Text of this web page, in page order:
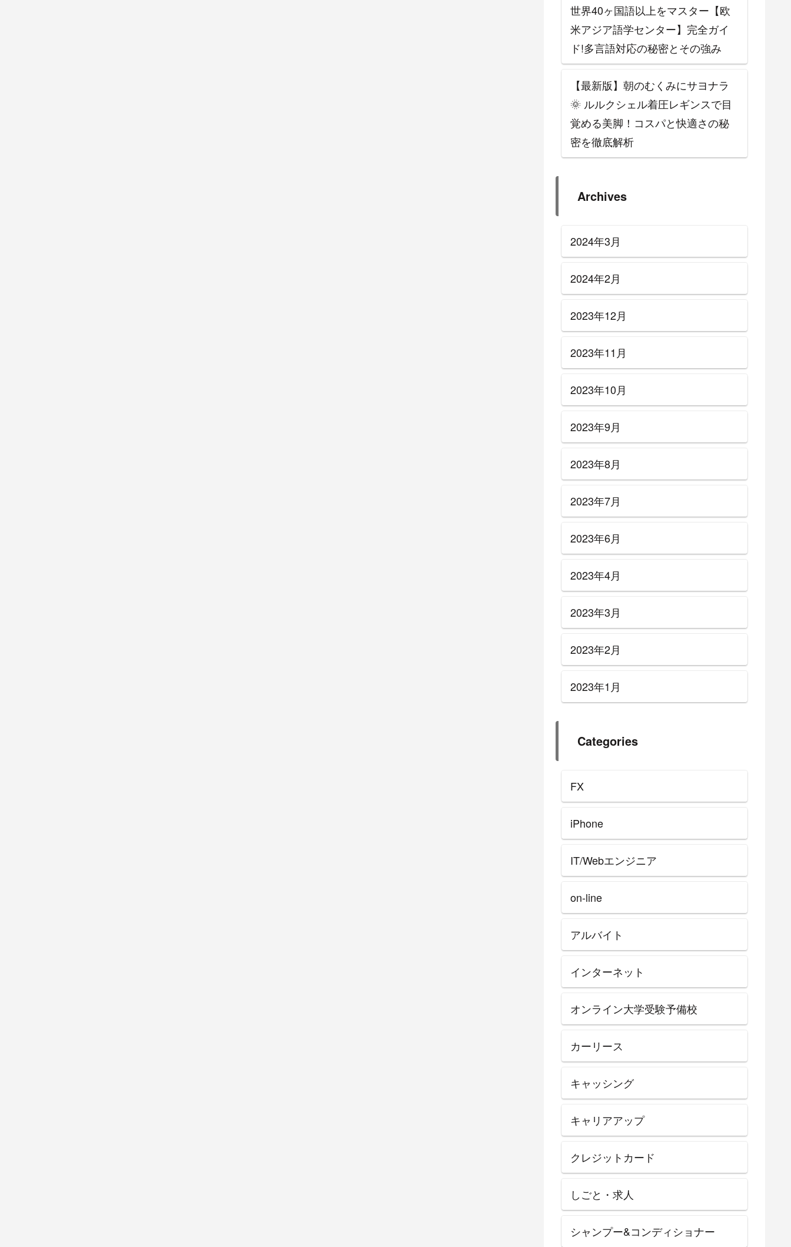
世界40ヶ国語以上をマスター【欧
米アジア語学センター】完全ガイ
ド!多言語対応の秘密とその強み
【最新版】朝のむくみにサヨナラ
🌞 ルルクシェル着圧レギンスで目
覚める美脚！コスパと快適さの秘
密を徹底解析
Archives
2024年3月
2024年2月
2023年12月
2023年11月
2023年10月
2023年9月
2023年8月
2023年7月
2023年6月
2023年4月
2023年3月
2023年2月
2023年1月
Categories
FX
iPhone
IT/Webエンジニア
on-line
アルバイト
インターネット
オンライン大学受験予備校
カーリース
キャッシング
キャリアアップ
クレジットカード
しごと・求人
シャンプー&コンディショナー